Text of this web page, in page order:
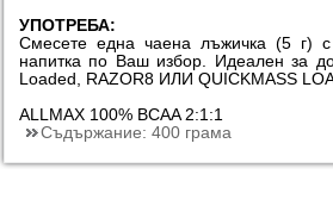
УПОТРЕБА:
Смесете една чаена лъжичка (5 г)
напитка по Ваш избор. Идеален за
Loaded, RAZOR8 ИЛИ QUICKMASS
ALLMAX 100% BCAA 2:1:1
Съдържание: 400 грама